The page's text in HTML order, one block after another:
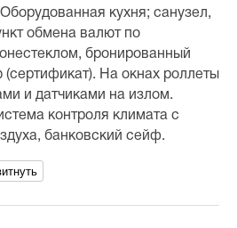
кухня; санузел,
обмена валют по
бронированный
На окнах роллеты
и датчиками на излом.
контроля климата с
банковский сейф.